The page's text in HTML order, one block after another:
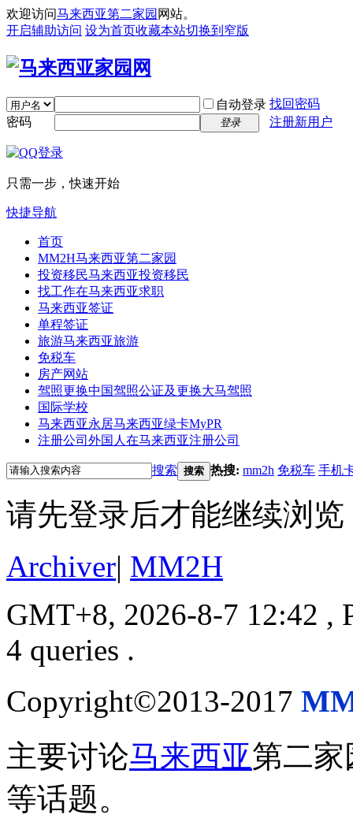
欢迎访问马来西亚第二家园 网站。
开启辅助访问 设为首页收藏本站切换到窄版
自动登录 找回密码
密码
登录 注册新用户
只需一步，快速开始
快捷导航
首页
MM2H马来西亚第二家园
投资移民马来西亚投资移民
找工作在马来西亚求职
马来西亚签证
单程签证
旅游马来西亚旅游
免税车
房产网站
驾照更换中国驾照公证及更换大马驾照
国际学校
马来西亚永居马来西亚绿卡MyPR
注册公司 外国人在马来西亚注册公司
搜索 搜索 热搜: mm2h 免税车 手机
请先登录后才能继续浏览
Archiver| MM2H
GMT+8, 2026-8-7 12:42 ,
4 queries .
Copyright©2013-2017
主要讨论马来西亚第二
等话题。